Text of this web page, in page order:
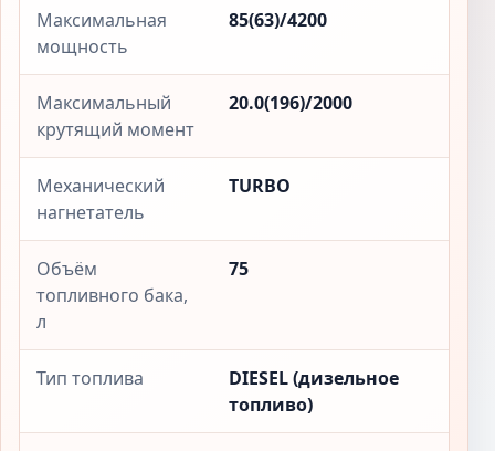
Максимальная
мощность
85(63)/4200
Максимальный
крутящий момент
20.0(196)/2000
Механический
нагнетатель
TURBO
Объём
топливного бака,
л
75
Тип топлива
DIESEL (дизельное
топливо)